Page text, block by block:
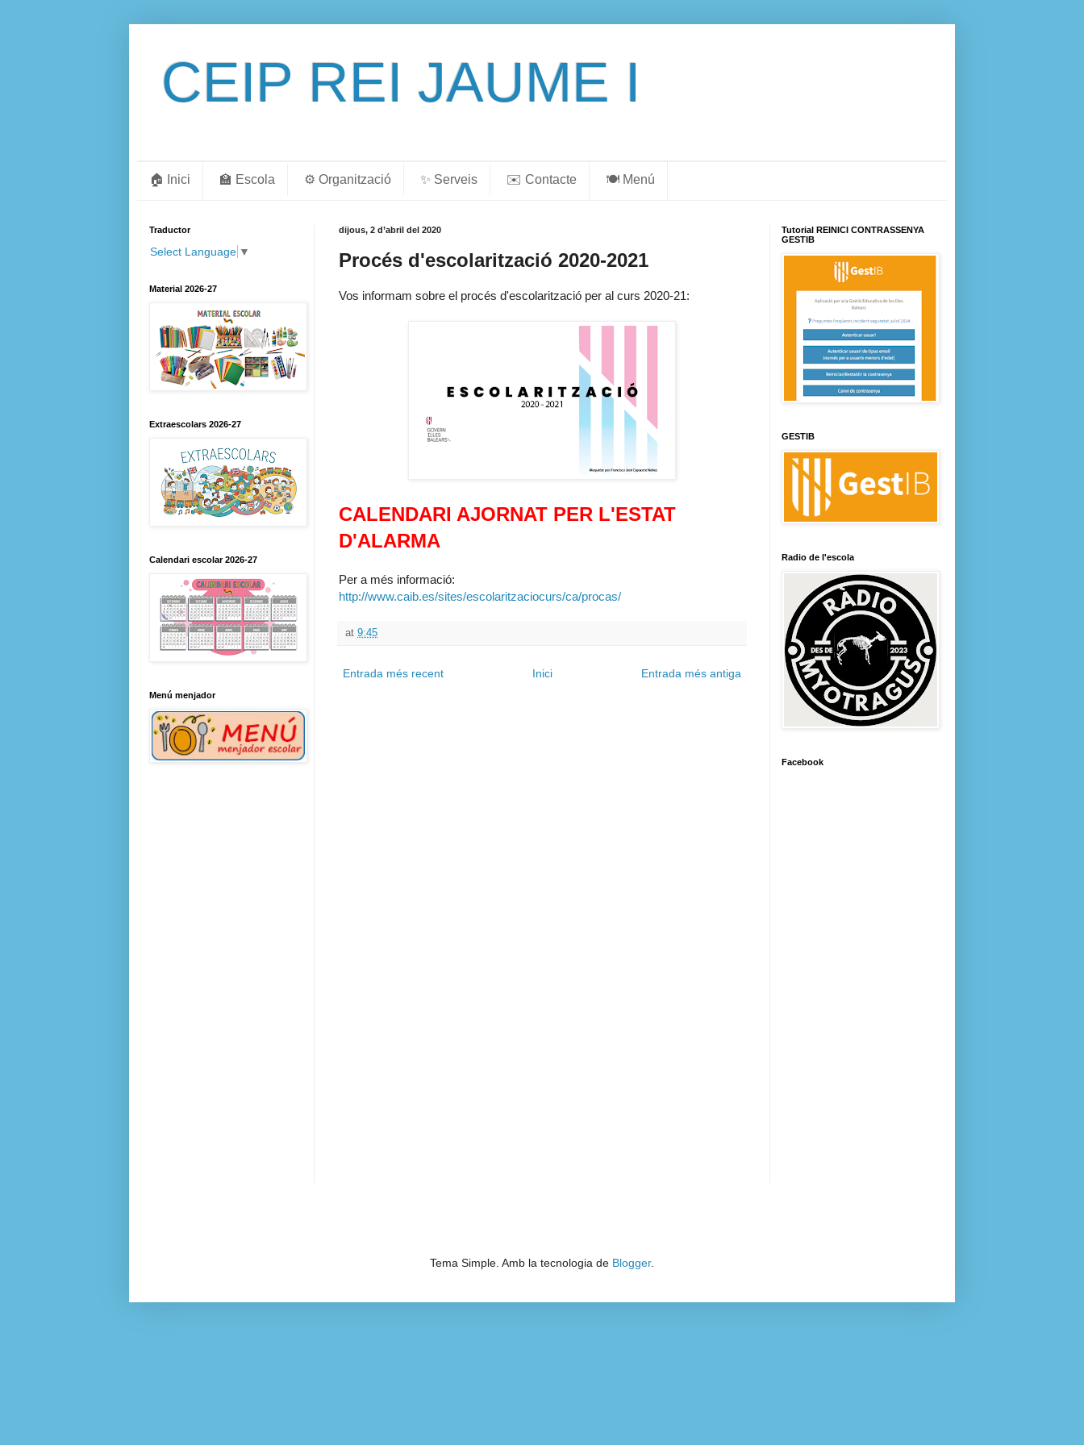
CEIP REI JAUME I
🏠 Inici 🏫 Escola ⚙️ Organització ✨ Serveis ✉️ Contacte 🍽️ Menú
dijous, 2 d’abril del 2020
Procés d'escolarització 2020-2021
Vos informam sobre el procés d'escolarització per al curs 2020-21:
CALENDARI AJORNAT PER L'ESTAT
D'ALARMA
Per a més informació:
http://www.caib.es/sites/escolaritzaciocurs/ca/procas/
at 9:45
Entrada més recent Entrada més antiga
Inici
Traductor
Select Language ▼
Material 2026-27
Extraescolars 2026-27
Calendari escolar 2026-27
Menú menjador
Tutorial REINICI CONTRASSENYA
GESTIB
GESTIB
Radio de l'escola
Facebook
Tema Simple. Amb la tecnologia de Blogger.